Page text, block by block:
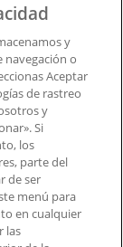
o en la
y
navegación o
Aceptar
de rastreo
y
Si
los
parte del
de ser
menú para
en cualquier
las